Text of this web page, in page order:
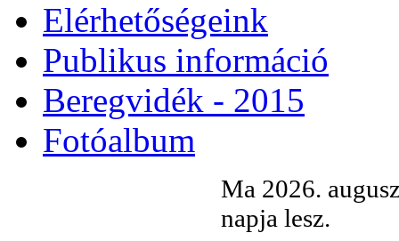
Elérhetőségeink
Publikus információ
Beregvidék - 2015
Fotóalbum
Ma 2026.
napja lesz.